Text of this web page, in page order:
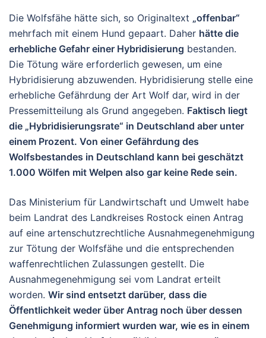
Die Wolfsfähe hätte sich, so Originaltext „offenbar“
mehrfach mit einem Hund gepaart. Daher hätte die
erhebliche Gefahr einer Hybridisierung bestanden.
Die Tötung wäre erforderlich gewesen, um eine
Hybridisierung abzuwenden. Hybridisierung stelle eine
erhebliche Gefährdung der Art Wolf dar, wird in der
Pressemitteilung als Grund angegeben. Faktisch liegt
die „Hybridisierungsrate“ in Deutschland aber unter
einem Prozent. Von einer Gefährdung des
Wolfsbestandes in Deutschland kann bei geschätzt
1.000 Wölfen mit Welpen also gar keine Rede sein.
Das Ministerium für Landwirtschaft und Umwelt habe
beim Landrat des Landkreises Rostock einen Antrag
auf eine artenschutzrechtliche Ausnahmegenehmigung
zur Tötung der Wolfsfähe und die entsprechenden
waffenrechtlichen Zulassungen gestellt. Die
Ausnahmegenehmigung sei vom Landrat erteilt
worden. Wir sind entsetzt darüber, dass die
Öffentlichkeit weder über Antrag noch über dessen
Genehmigung informiert wurden war, wie es in einem